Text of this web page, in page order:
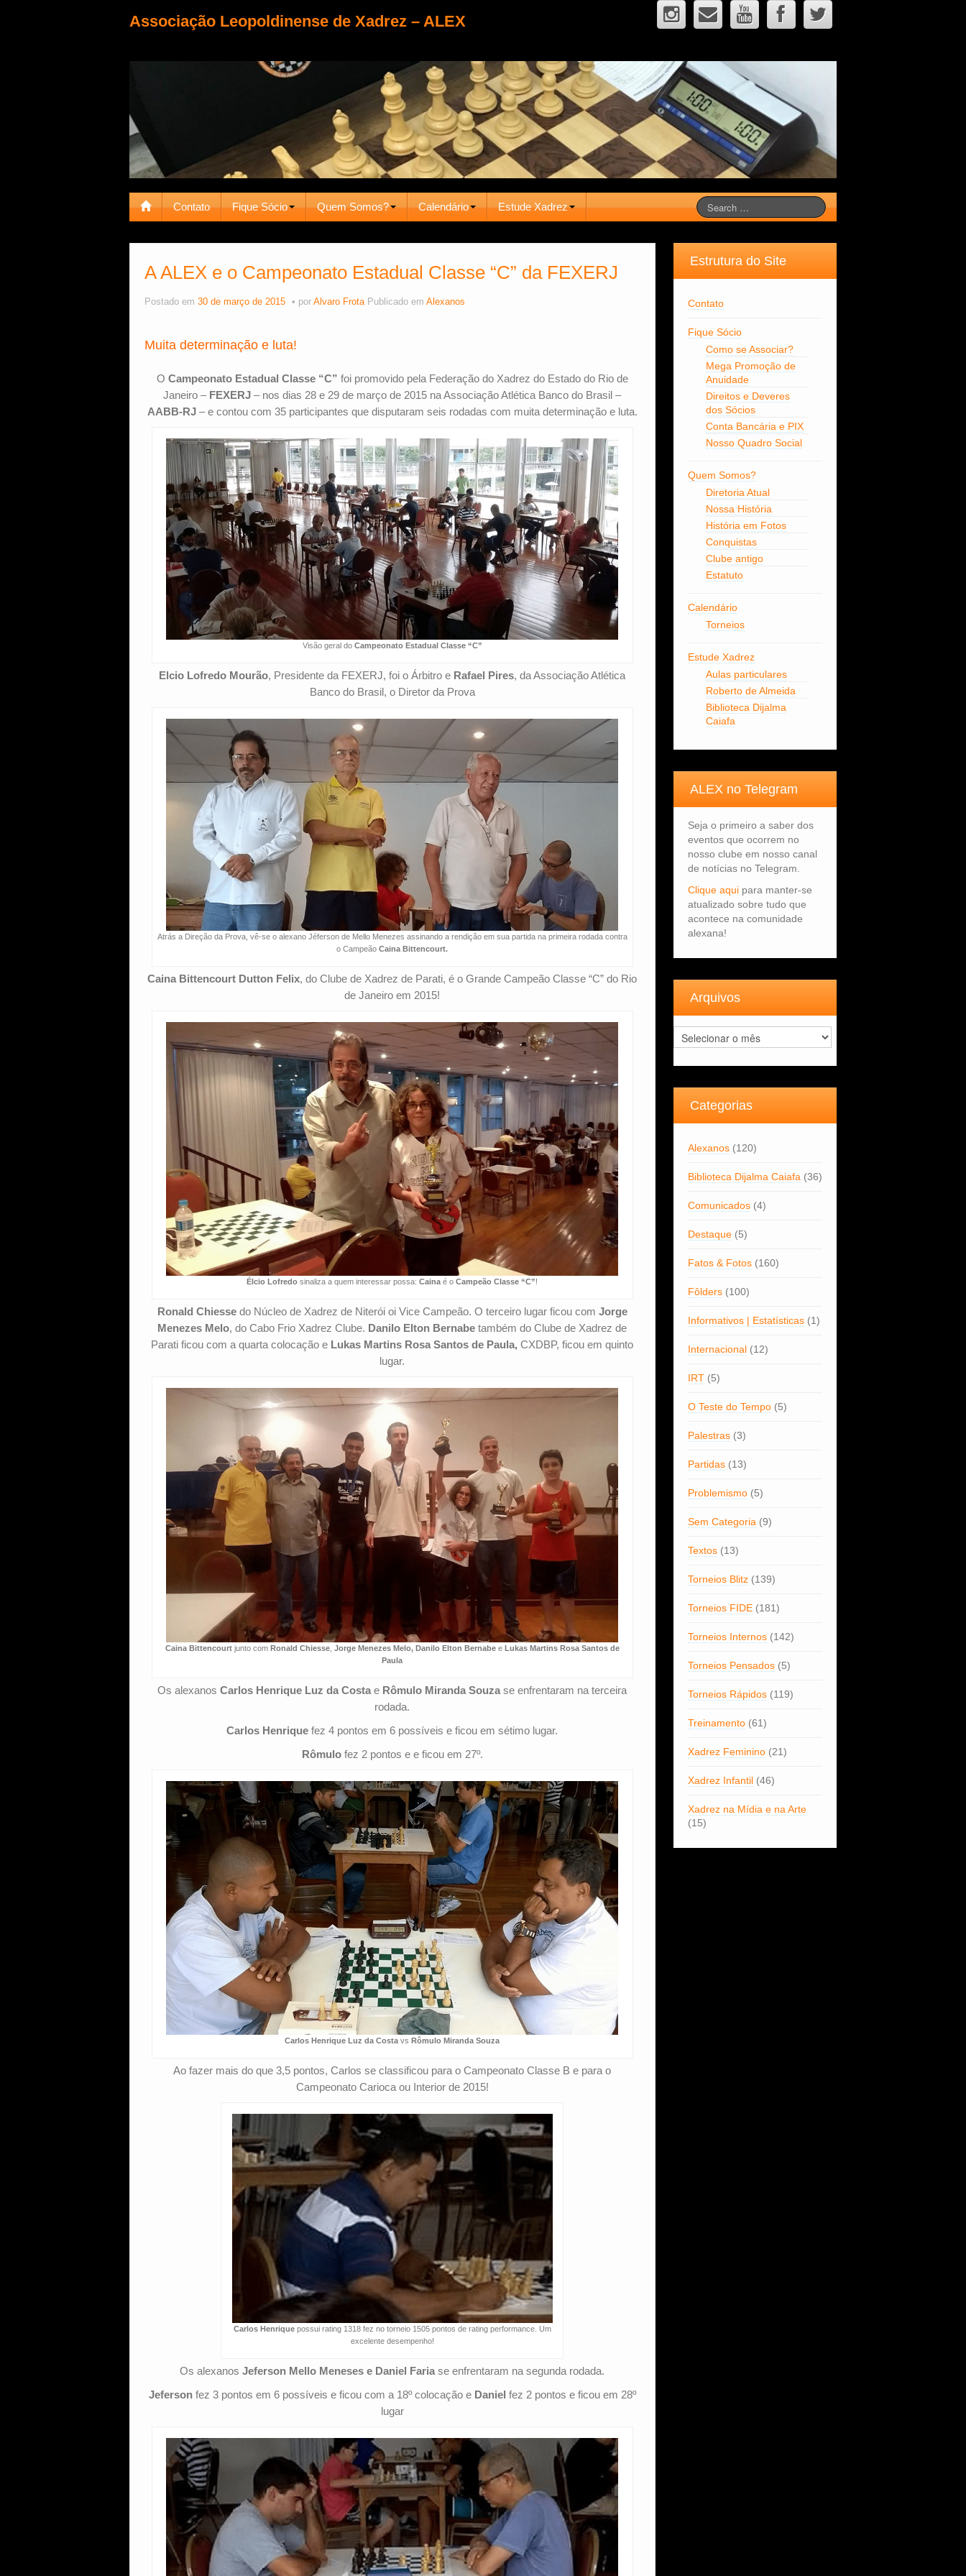
Associação Leopoldinense de Xadrez – ALEX
Contato Fique Sócio Quem Somos? Calendário Estude Xadrez
A ALEX e o Campeonato Estadual Classe “C” da FEXERJ
Postado em 30 de março de 2015 por Alvaro Frota Publicado em Alexanos
Muita determinação e luta!
O Campeonato Estadual Classe “C” foi promovido pela Federação do Xadrez do Estado do Rio de
Janeiro – FEXERJ – nos dias 28 e 29 de março de 2015 na Associação Atlética Banco do Brasil –
AABB-RJ– e contou com 35 participantes que disputaram seis rodadas com muita determinação e luta.
Visão geral doCampeonato Estadual Classe “C”
Elcio Lofredo Mourão, Presidente da FEXERJ, foi o Árbitro e Rafael Pires, da Associação Atlética
Banco do Brasil, o Diretor da Prova
Atrás a Direção da Prova, vê-se o alexano Jéferson de Mello Menezes assinando a rendição em sua partida na primeira rodada contra
o Campeão Caina Bittencourt.
Caina Bittencourt Dutton Felix, do Clube de Xadrez de Parati, é o Grande Campeão Classe “C” do Rio
de Janeiro em 2015!
Élcio Lofredo sinaliza a quem interessar possa:Cainaé oCampeão Classe “C”!
Ronald Chiessedo Núcleo de Xadrez de Niterói oi Vice Campeão. O terceiro lugar ficou com Jorge
Menezes Melo, do Cabo Frio Xadrez Clube. Danilo Elton Bernabe também do Clube de Xadrez de
Parati ficou com a quarta colocação e Lukas Martins Rosa Santos de Paula,CXDBP, ficou em quinto
lugar.
Caina Bittencourtjunto com Ronald Chiesse, Jorge Menezes Melo, Danilo Elton Bernabee Lukas Martins Rosa Santos de
Paula
Os alexanosCarlos Henrique Luz da Costa e Rômulo Miranda Souza se enfrentaram na terceira
rodada.
Carlos Henrique fez 4 pontos em 6 possíveis e ficou em sétimo lugar.
Rômulofez 2 pontos e e ficou em 27º.
Carlos Henrique Luz da Costa vsRômulo Miranda Souza
Ao fazer mais do que 3,5 pontos, Carlos se classificou para o Campeonato Classe B e para o
Campeonato Carioca ou Interior de 2015!
Carlos Henriquepossui rating 1318 fez no torneio 1505 pontos de rating performance. Um
excelente desempenho!
Os alexanosJeferson Mello Meneses e Daniel Faria se enfrentaram na segunda rodada.
Jefersonfez 3 pontos em 6 possíveis e ficou com a 18º colocação e Daniel fez 2 pontos e ficou em 28º
lugar
Estrutura do Site
Contato
Fique Sócio
Como se Associar?
Mega Promoção de
Anuidade
Direitos e Deveres
dos Sócios
Conta Bancária e PIX
Nosso Quadro Social
Quem Somos?
Diretoria Atual
Nossa História
História em Fotos
Conquistas
Clube antigo
Estatuto
Calendário
Torneios
Estude Xadrez
Aulas particulares
Roberto de Almeida
Biblioteca Dijalma
Caiafa
ALEX no Telegram
Seja o primeiro a saber dos
eventos que ocorrem no
nosso clube em nosso canal
de notícias no Telegram.
Clique aquipara manter-se
atualizado sobre tudo que
acontece na comunidade
alexana!
Arquivos
Arquivos
Categorias
Alexanos(120)
Biblioteca Dijalma Caiafa(36)
Comunicados(4)
Destaque(5)
Fatos & Fotos(160)
Fôlders(100)
Informativos | Estatísticas(1)
Internacional(12)
IRT(5)
O Teste do Tempo(5)
Palestras(3)
Partidas(13)
Problemismo(5)
Sem Categoria(9)
Textos(13)
Torneios Blitz(139)
Torneios FIDE(181)
Torneios Internos(142)
Torneios Pensados(5)
Torneios Rápidos(119)
Treinamento(61)
Xadrez Feminino(21)
Xadrez Infantil(46)
Xadrez na Mídia e na Arte
(15)